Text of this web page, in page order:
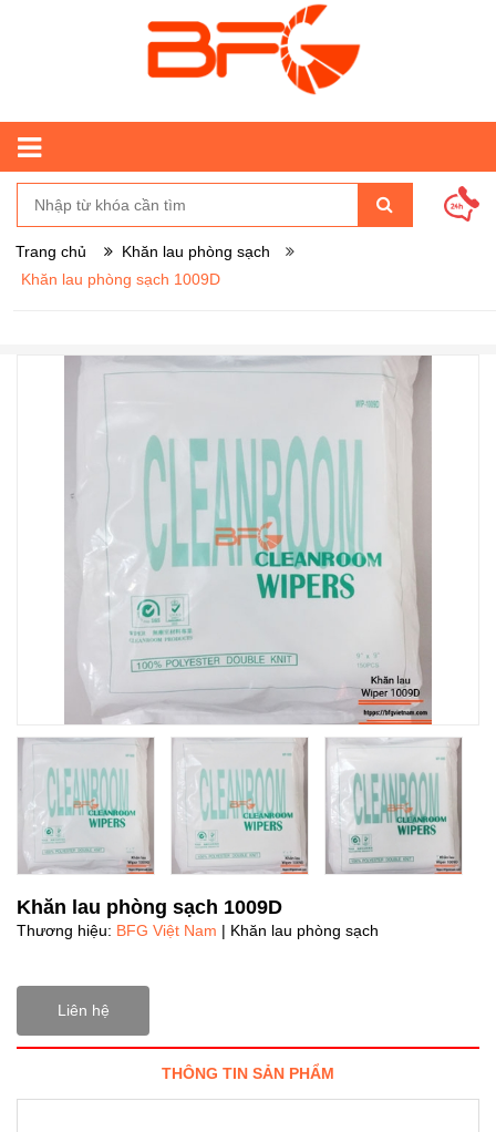
Trang chủ
Khăn lau phòng sạch
Khăn lau phòng sạch 1009D
Khăn lau phòng sạch 1009D
Thương hiệu: BFG Việt Nam | Khăn lau phòng sạch
Liên hệ
THÔNG TIN SẢN PHẨM